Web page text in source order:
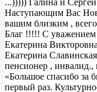
...))))) Галина и
Наступающим Вас
вашим близким ,
Благ !!!!! С уважением
Екатерина
Екатерина Славинская
пенсионер , инвалид.,
«Большое спасибо за
первый раз.